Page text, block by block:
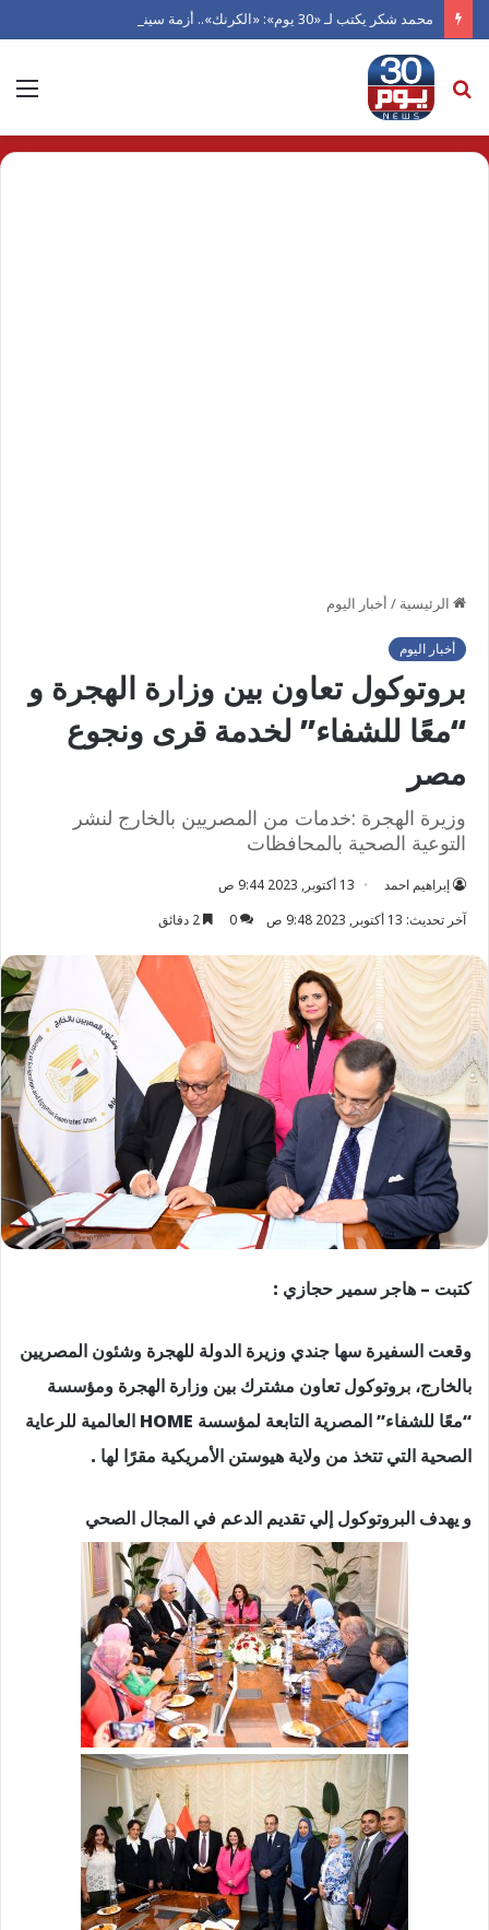
محمد شكر يكتب لـ «30 يوم»: «الكرنك».. أزمة سينما أتلفها الهوى
بحث
عن
الرئيسية / أخبار اليوم
أخبار اليوم
بروتوكول تعاون بين وزارة الهجرة و
“معًا للشفاء” لخدمة قرى ونجوع
مصر
وزيرة الهجرة :خدمات من المصريين بالخارج لنشر
التوعية الصحية بالمحافظات
إبراهيم احمد
13 أكتوبر, 2023 9:44 ص
آخر تحديث: 13 أكتوبر, 2023 9:48 ص
0
كتبت – هاجر سمير حجازي :
وقعت السفيرة سها جندي وزيرة الدولة للهجرة وشئون المصريين
بالخارج، بروتوكول تعاون مشترك بين وزارة الهجرة ومؤسسة
“معًا للشفاء” المصرية التابعة لمؤسسة HOME العالمية للرعاية
الصحية التي تتخذ من ولاية هيوستن الأمريكية مقرًا لها .
و يهدف البروتوكول إلي تقديم الدعم في المجال الصحي